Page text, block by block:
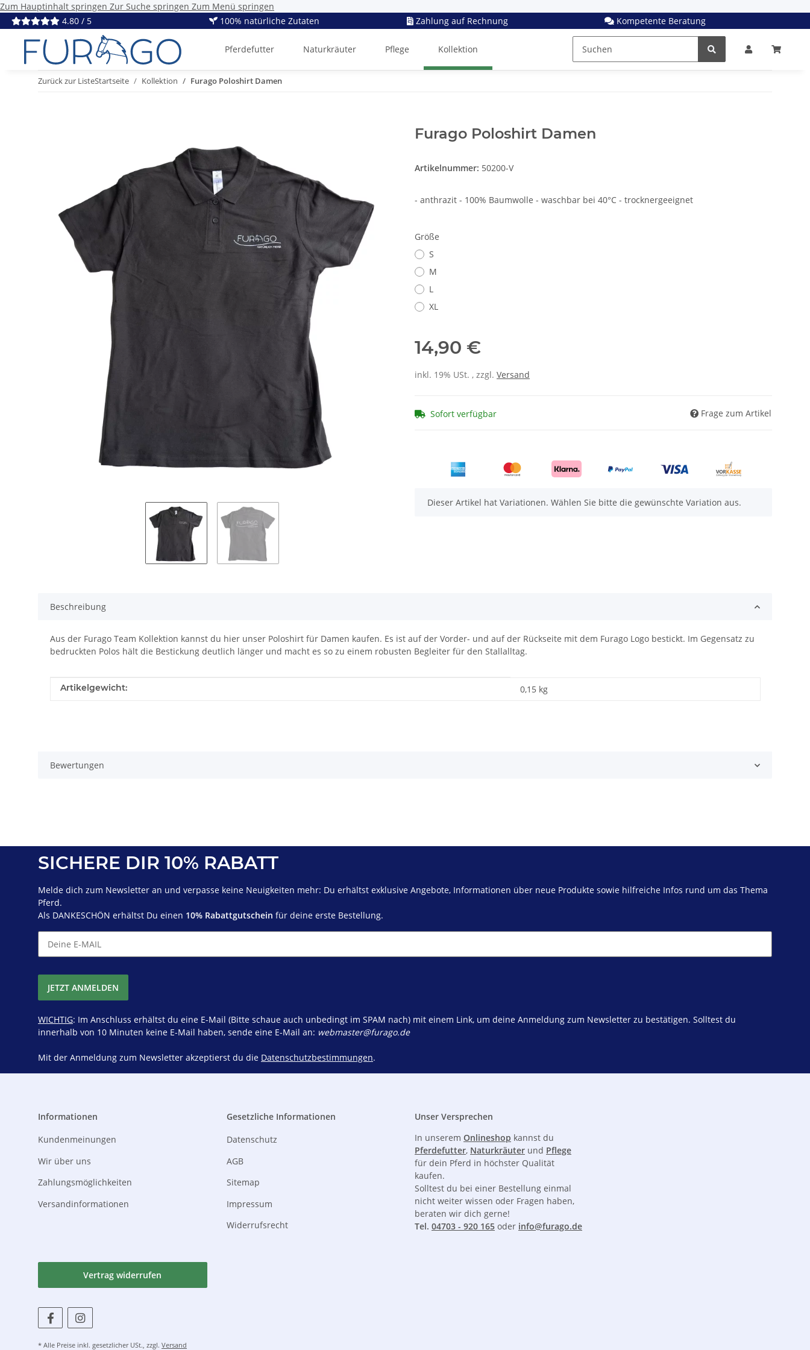
Zum Hauptinhalt springen Zur Suche springen Zum Menü springen
4.80 / 5
100% natürliche Zutaten Zahlung auf Rechnung Kompetente Beratung
Pferdefutter Naturkräuter Pflege Kollektion
Zurück zur ListeStartseite Kollektion Furago Poloshirt Damen
Furago Poloshirt Damen
Artikelnummer: 50200-V
- anthrazit - 100% Baumwolle - waschbar bei 40°C - trocknergeeignet
Größe
S
M
L
XL
14,90 €
inkl. 19% USt. , zzgl. Versand
Sofort verfügbar Frage zum Artikel
x
Dieser Artikel hat Variationen. Wählen Sie bitte die gewünschte Variation aus.
Beschreibung
Aus der Furago Team Kollektion kannst du hier unser Poloshirt für Damen kaufen. Es ist auf der Vorder- und auf der Rückseite mit dem Furago Logo bestickt. Im Gegensatz zu
bedruckten Polos hält die Bestickung deutlich länger und macht es so zu einem robusten Begleiter für den Stallalltag.
Produkteigenschaft
Wert
Artikelgewicht: 0,15 kg
Bewertungen
SICHERE DIR 10% RABATT
Melde dich zum Newsletter an und verpasse keine Neuigkeiten mehr: Du erhältst exklusive Angebote, Informationen über neue Produkte sowie hilfreiche Infos rund um das Thema
Pferd.
Als DANKESCHÖN erhältst Du einen 10% Rabattgutschein für deine erste Bestellung.
JETZT ANMELDEN
WICHTIG: Im Anschluss erhältst du eine E-Mail (Bitte schaue auch unbedingt im SPAM nach) mit einem Link, um deine Anmeldung zum Newsletter zu bestätigen. Solltest du
innerhalb von 10 Minuten keine E-Mail haben, sende eine E-Mail an: webmaster@furago.de
Mit der Anmeldung zum Newsletter akzeptierst du die Datenschutzbestimmungen.
Informationen
Kundenmeinungen
Wir über uns
Zahlungsmöglichkeiten
Versandinformationen
Gesetzliche Informationen
Datenschutz
AGB
Sitemap
Impressum
Widerrufsrecht
Unser Versprechen
In unserem Onlineshop kannst du
Pferdefutter, Naturkräuter und Pflege
für dein Pferd in höchster Qualität
kaufen.
Solltest du bei einer Bestellung einmal
nicht weiter wissen oder Fragen haben,
beraten wir dich gerne!
Tel. 04703 - 920 165 oder info@furago.de
Vertrag widerrufen
* Alle Preise inkl. gesetzlicher USt., zzgl. Versand